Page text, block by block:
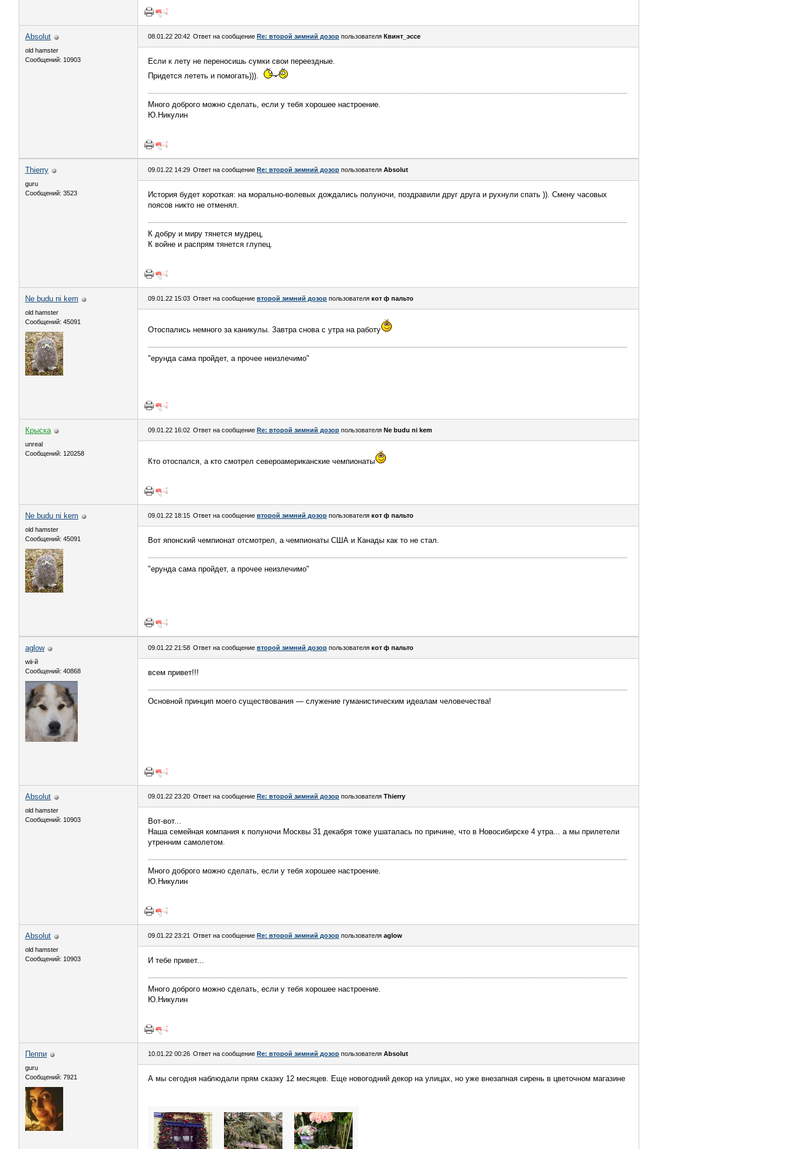
Absolut
old hamster
Сообщений: 10903
08.01.22 20:42 Ответ на сообщение Re: второй зимний дозор пользователя Квинт_эссе
Если к лету не переносишь сумки свои переездные.
Придется лететь и помогать))).
Много доброго можно сделать, если у тебя хорошее настроение.
Ю.Никулин
Thierry
guru
Сообщений: 3523
09.01.22 14:29 Ответ на сообщение Re: второй зимний дозор пользователя Absolut
История будет короткая: на морально-волевых дождались полуночи, поздравили друг друга и рухнули спать )). Смену часовых
поясов никто не отменял.
К добру и миру тянется мудрец,
К войне и распрям тянется глупец.
Ne budu ni kem
old hamster
Сообщений: 45091
09.01.22 15:03 Ответ на сообщение второй зимний дозор пользователя кот ф пальто
Отоспались немного за каникулы. Завтра снова с утра на работу
"ерунда сама пройдет, а прочее неизлечимо"
Крыска
unreal
Сообщений: 120258
09.01.22 16:02 Ответ на сообщение Re: второй зимний дозор пользователя Ne budu ni kem
Кто отоспался, а кто смотрел североамериканские чемпионаты
Ne budu ni kem
old hamster
Сообщений: 45091
09.01.22 18:15 Ответ на сообщение второй зимний дозор пользователя кот ф пальто
Вот японский чемпионат отсмотрел, а чемпионаты США и Канады как то не стал.
"ерунда сама пройдет, а прочее неизлечимо"
aglow
wii-й
Сообщений: 40868
09.01.22 21:58 Ответ на сообщение второй зимний дозор пользователя кот ф пальто
всем привет!!!
Основной принцип моего существования — служение гуманистическим идеалам человечества!
Absolut
old hamster
Сообщений: 10903
09.01.22 23:20 Ответ на сообщение Re: второй зимний дозор пользователя Thierry
Вот-вот...
Наша семейная компания к полуночи Москвы 31 декабря тоже ушаталась по причине, что в Новосибирске 4 утра... а мы прилетели
утренним самолетом.
Много доброго можно сделать, если у тебя хорошее настроение.
Ю.Никулин
Absolut
old hamster
Сообщений: 10903
09.01.22 23:21 Ответ на сообщение Re: второй зимний дозор пользователя aglow
И тебе привет...
Много доброго можно сделать, если у тебя хорошее настроение.
Ю.Никулин
Пeппи
guru
Сообщений: 7921
10.01.22 00:26 Ответ на сообщение Re: второй зимний дозор пользователя Absolut
А мы сегодня наблюдали прям сказку 12 месяцев. Еще новогодний декор на улицах, но уже внезапная сирень в цветочном магазине